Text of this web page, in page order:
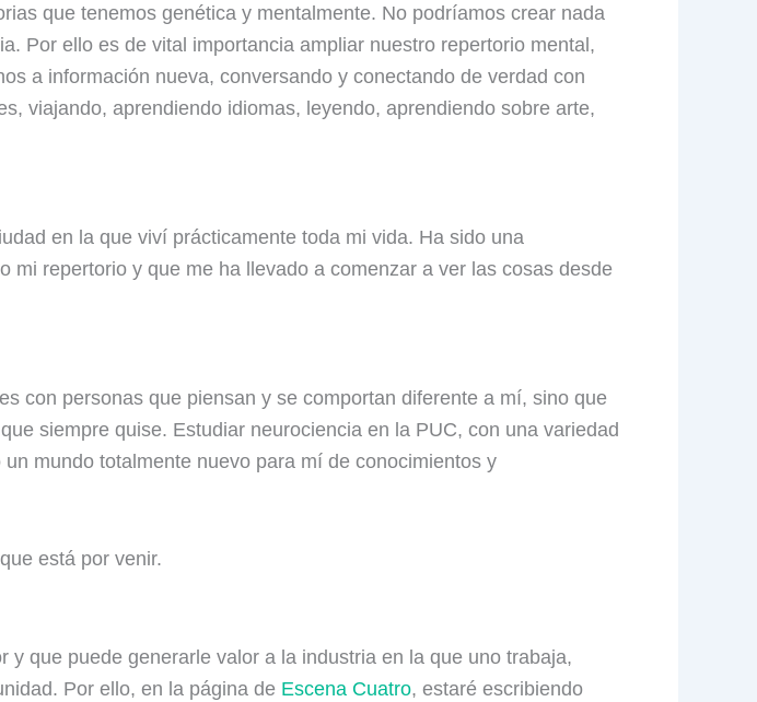
que tenemos genética y mentalmente. No podríamos crear nada
Por ello es de vital importancia ampliar nuestro repertorio mental,
a información nueva, conversando y conectando de verdad con
viajando, aprendiendo idiomas, leyendo, aprendiendo sobre arte,
en la que viví prácticamente toda mi vida. Ha sido una
repertorio y que me ha llevado a comenzar a ver las cosas desde
con personas que piensan y se comportan diferente a mí, sino que
siempre quise. Estudiar neurociencia en la PUC, con una variedad
mundo totalmente nuevo para mí de conocimientos y
está por venir.
que puede generarle valor a la industria en la que uno trabaja,
Por ello, en la página de Escena Cuatro, estaré escribiendo